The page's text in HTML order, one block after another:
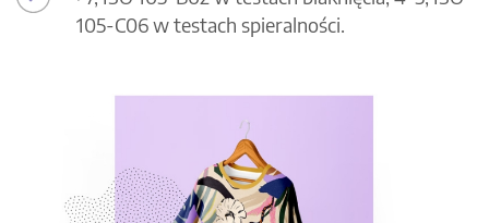
105-C06 w testach spieralności.